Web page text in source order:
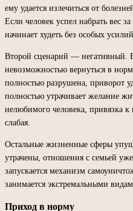
ему удается излечиться от
Если человек успел набрать вес
начинает худеть без особых усилий.
Второй сценарий — негативный.
невозможностью вернуться в
полностью разрушена, приворот
полностью утрачивает желание
нелюбимого человека, привязка к
слабая.
Остальные жизненные сферы
утрачены, отношения с семьей уже
запускается механизм
занимается экстремальными
Приход в норму